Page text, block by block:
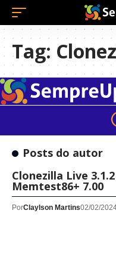
Tag:
Posts do autor
Clonezilla Live
Memtest86+ 7.00
PorClaylson Martins02/02/